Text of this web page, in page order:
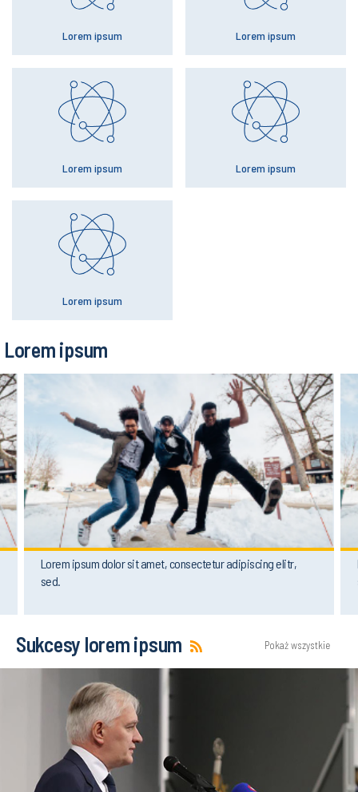
Lorem ipsum Lorem ipsum
Lorem ipsum Lorem ipsum
Lorem ipsum
Lorem ipsum
Lorem ipsum dolor sit amet, consectetur adipiscing elitr,
sed.
Sukcesy lorem ipsum Pokaż wszystkie